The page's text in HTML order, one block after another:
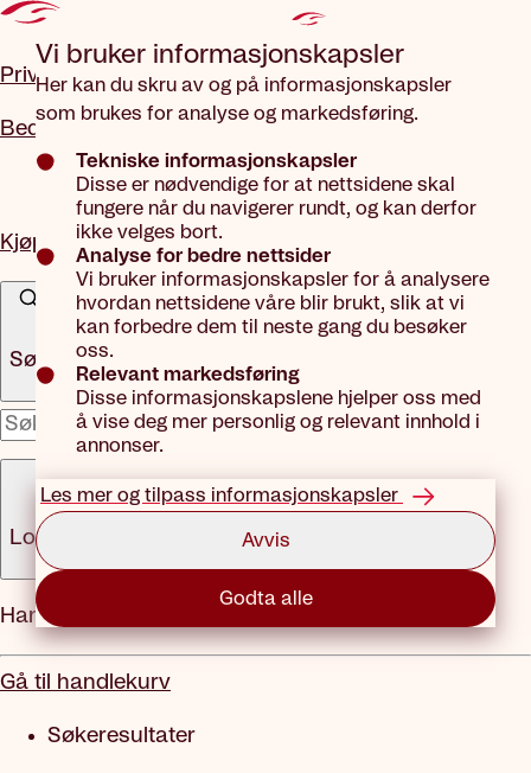
Vi bruker informasjons­kapsler
Her kan du skru av og på informasjonskapsler
som brukes for analyse og markedsføring.
Tekniske informasjonskapsler
Disse er nødvendige for at nettsidene skal
fungere når du navigerer rundt, og kan derfor
ikke velges bort.
Analyse for bedre nettsider
Vi bruker informasjonskapsler for å analysere
hvordan nettsidene våre blir brukt, slik at vi
kan forbedre dem til neste gang du besøker
oss.
Relevant markedsføring
Disse informasjonskapslene hjelper oss med
å vise deg mer personlig og relevant innhold i
annonser.
Les mer og tilpass informasjonskapsler
Avvis
Godta alle
Privat
Bedrift
Kjøp forsikring
Søk
x
Logg inn
Meny
Handlekurv
Gå til handlekurv
Søkeresultater